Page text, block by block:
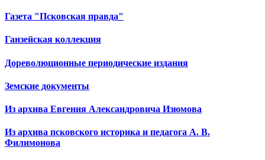
Газета "Псковская правда"
Ганзейская коллекция
Дореволюционные периодические издания
Земские документы
Из архива Евгения Александровича Изюмова
Из архива псковского историка и педагога А. В.
Филимонова